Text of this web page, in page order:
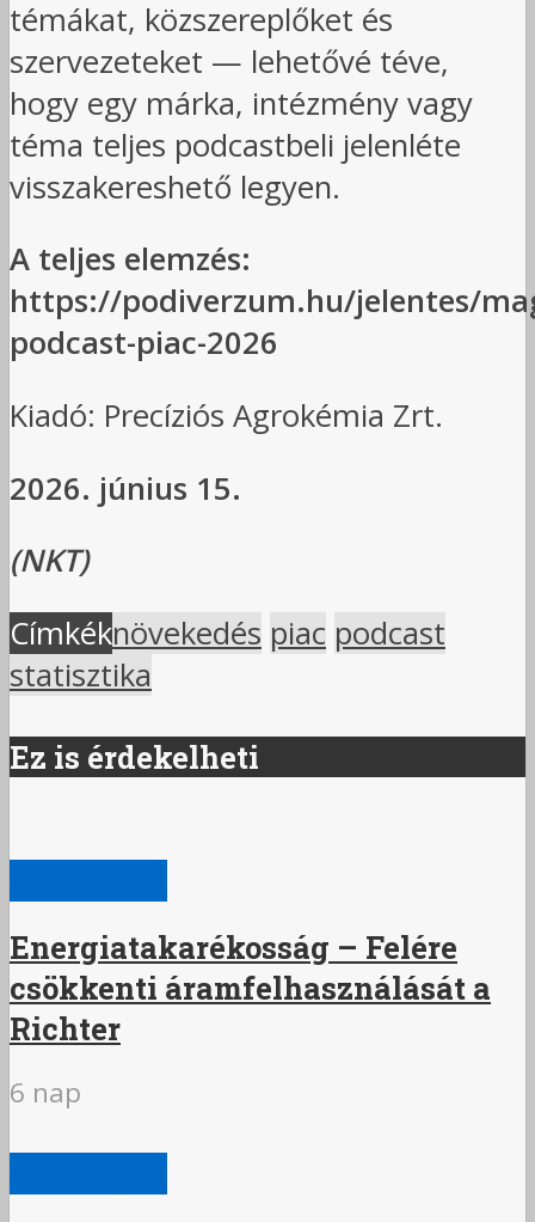
témákat, közszereplőket és
szervezeteket — lehetővé téve,
hogy egy márka, intézmény vagy
téma teljes podcastbeli jelenléte
visszakereshető legyen.
A teljes elemzés:
https://podiverzum.hu/jelentes/
podcast-piac-2026
Kiadó: Precíziós Agrokémia Zrt.
2026. június 15.
(NKT)
Címkéknövekedés piac podcast
statisztika
Ez is érdekelheti
Energiatakarékosság – Felére
csökkenti áramfelhasználását a
Richter
6 nap